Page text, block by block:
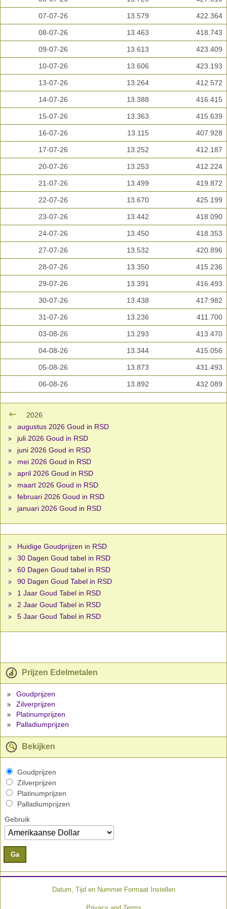
07-07-26 13.579 422.364
08-07-26 13.463 418.743
09-07-26 13.613 423.409
10-07-26 13.606 423.193
13-07-26 13.264 412.572
14-07-26 13.388 416.415
15-07-26 13.363 415.639
16-07-26 13.115 407.928
17-07-26 13.252 412.187
20-07-26 13.253 412.224
21-07-26 13.499 419.872
22-07-26 13.670 425.199
23-07-26 13.442 418.090
24-07-26 13.450 418.353
27-07-26 13.532 420.896
28-07-26 13.350 415.236
29-07-26 13.391 416.493
30-07-26 13.438 417.982
31-07-26 13.236 411.700
03-08-26 13.293 413.470
04-08-26 13.344 415.056
05-08-26 13.873 431.493
06-08-26 13.892 432.089
2026
augustus 2026 Goud in RSD
juli 2026 Goud in RSD
juni 2026 Goud in RSD
mei 2026 Goud in RSD
april 2026 Goud in RSD
maart 2026 Goud in RSD
februari 2026 Goud in RSD
januari 2026 Goud in RSD
Huidige Goudprijzen in RSD
30 Dagen Goud tabel in RSD
60 Dagen Goud tabel in RSD
90 Dagen Goud Tabel in RSD
1 Jaar Goud Tabel in RSD
2 Jaar Goud Tabel in RSD
5 Jaar Goud Tabel in RSD
Prijzen Edelmetalen
Goudprijzen
Zilverprijzen
Platinumprijzen
Palladiumprijzen
Bekijken
Goudprijzen
Zilverprijzen
Platinumprijzen
Palladiumprijzen
Gebruik
Ga
Datum, Tijd en Nummer Formaat Instellen
Privacy and Terms